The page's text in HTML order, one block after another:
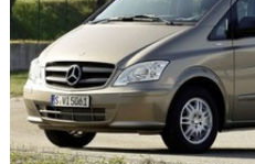
Flottes
Auto
Services
Forum